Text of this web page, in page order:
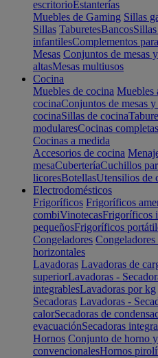
escritorioEstanterías
Muebles de Gaming Sillas
Sillas TaburetesBancos
infantilesComplementos
Mesas Conjuntos de mesas
altasMesas multiusos
Cocina
Muebles de cocina Muebles
cocinaConjuntos de mesas
cocinaSillas de cocina
modularesCocinas completas
Cocinas a medida
Accesorios de cocina
mesaCuberteríaCuchillos
licoresBotellasUtensilios de
Electrodomésticos
Frigoríficos Frigoríficos
combiVinotecasFrigoríficos
pequeñosFrigoríficos
Congeladores
horizontales
Lavadoras Lavadoras de
superiorLavadoras -
integrablesLavadoras por kg
Secadoras Lavadoras -
calorSecadoras de
evacuaciónSecadoras
Hornos Conjunto de horno
convencionalesHornos